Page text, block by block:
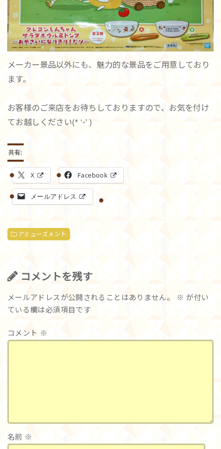
メーカー景品以外にも、魅力的な景品をご用意しており
ます。
お客様のご来店をお待ちしておりますので、お気を付け
てお越しください(* ‘ᵕ’ )
共有:
X Facebook
メールアドレス
アミューズメント
コメントを残す
メールアドレスが公開されることはありません。 ※ が付い
ている欄は必須項目です
コメント ※
名前 ※